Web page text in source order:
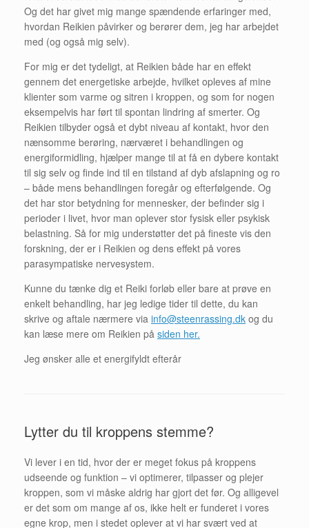
Og det har givet mig mange spændende erfaringer med,
hvordan Reikien påvirker og berører dem, jeg har arbejdet
med (og også mig selv).
For mig er det tydeligt, at Reikien både har en effekt
gennem det energetiske arbejde, hvilket opleves af mine
klienter som varme og sitren i kroppen, og som for nogen
eksempelvis har ført til spontan lindring af smerter. Og
Reikien tilbyder også et dybt niveau af kontakt, hvor den
nænsomme berøring, nærværet i behandlingen og
energiformidling, hjælper mange til at få en dybere kontakt
til sig selv og finde ind til en tilstand af dyb afslapning og ro
– både mens behandlingen foregår og efterfølgende. Og
det har stor betydning for mennesker, der befinder sig i
perioder i livet, hvor man oplever stor fysisk eller psykisk
belastning. Så for mig understøtter det på fineste vis den
forskning, der er i Reikien og dens effekt på vores
parasympatiske nervesystem.
Kunne du tænke dig et Reiki forløb eller bare at prøve en
enkelt behandling, har jeg ledige tider til dette, du kan
skrive og aftale nærmere via info@steenrassing.dk og du
kan læse mere om Reikien på siden her.
Jeg ønsker alle et energifyldt efterår
Lytter du til kroppens stemme?
Vi lever i en tid, hvor der er meget fokus på kroppens
udseende og funktion – vi optimerer, tilpasser og plejer
kroppen, som vi måske aldrig har gjort det før. Og alligevel
er det som om mange af os, ikke helt er funderet i vores
egne krop, men i stedet oplever at vi har svært ved at